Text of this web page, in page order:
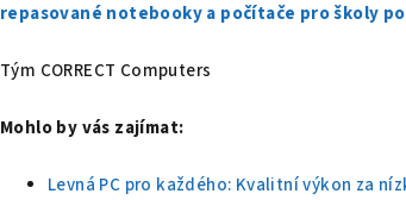
repasované notebooky a počítače pro školy po
Tým CORRECT Computers
Mohlo by vás zajímat:
Levná PC pro každého: Kvalitní výkon za